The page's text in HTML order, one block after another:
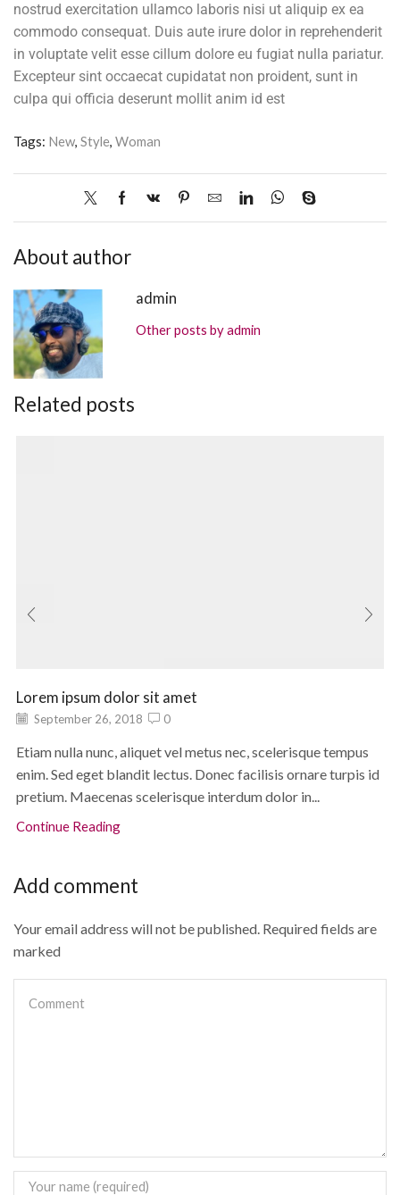
nostrud exercitation ullamco laboris nisi ut aliquip ex ea
commodo consequat. Duis aute irure dolor in reprehenderit
in voluptate velit esse cillum dolore eu fugiat nulla pariatur.
Excepteur sint occaecat cupidatat non proident, sunt in
culpa qui officia deserunt mollit anim id est
Tags: New, Style, Woman
About author
admin
Other posts by admin
Related posts
Lorem ipsum dolor sit amet
September 26, 2018 0
Etiam nulla nunc, aliquet vel metus nec, scelerisque tempus
enim. Sed eget blandit lectus. Donec facilisis ornare turpis id
pretium. Maecenas scelerisque interdum dolor in...
Continue Reading
Add comment
Your email address will not be published. Required fields are
marked